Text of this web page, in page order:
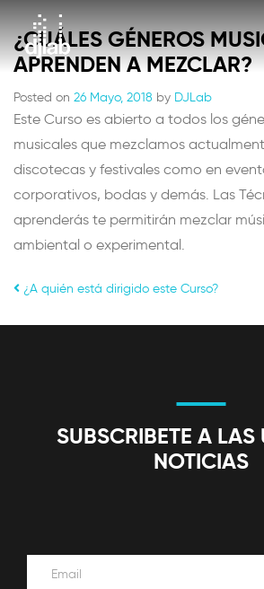
¿CUÁLES GÉNEROS
APRENDEN A MEZCLAR?
Posted on 26 Mayo, 2018 by DJLab
Este Curso es abierto a todos los
musicales que mezclamos
discotecas y festivales como en
corporativos, bodas y demás. Las
aprenderás te permitirán mezclar
ambiental o experimental.
POST NAVIGATION
¿A quién está dirigido este Curso?
SUBSCRIBETE A LAS
NOTICIAS